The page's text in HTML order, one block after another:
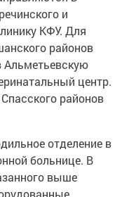
и
КФУ. Для
районов
центр.
районов
отделение в
больнице. В
выше